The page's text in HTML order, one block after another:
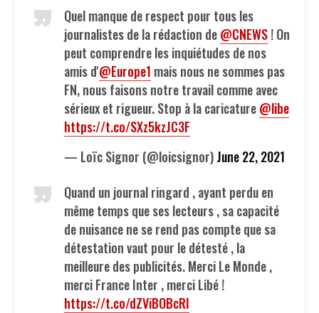
Quel manque de respect pour tous les
journalistes de la rédaction de@CNEWS! On
peut comprendre les inquiétudes de nos
amis d'@Europe1 mais nous ne sommes pas
FN, nous faisons notre travail comme avec
sérieux et rigueur. Stop à la caricature@libe
https://t.co/SXz5kzJC3F
— Loïc Signor (@loicsignor)June 22, 2021
Quand un journal ringard , ayant perdu en
même temps que ses lecteurs , sa capacité
de nuisance ne se rend pas compte que sa
détestation vaut pour le détesté , la
meilleure des publicités. Merci Le Monde ,
merci France Inter , merci Libé !
https://t.co/dZViBOBcRI